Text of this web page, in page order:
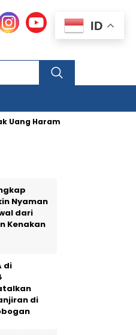
Judi Online Mulai
Nyaman
dari
Kenakan
di
di
ID